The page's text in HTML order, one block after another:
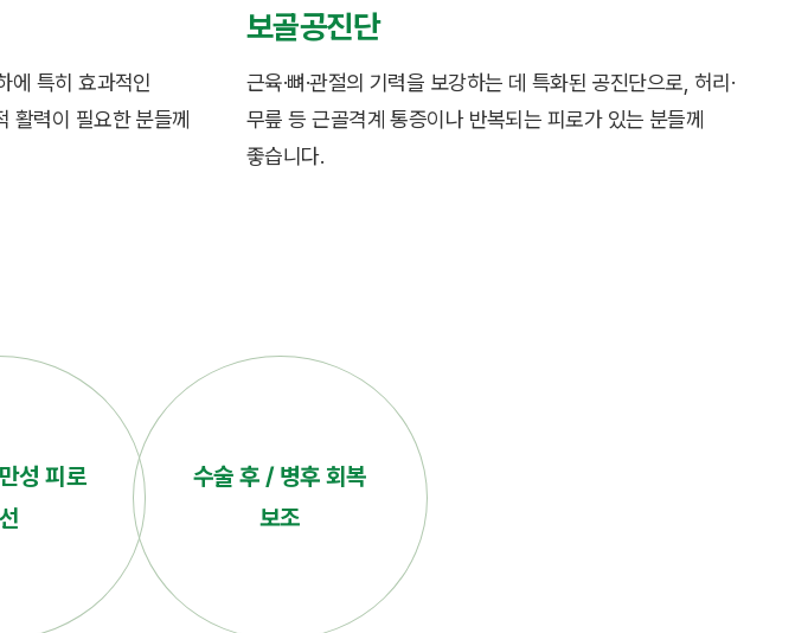
에 특히 효과적인
활력이 필요한 분들께
보골공진단
근육·뼈·관절의 기력을 보강하는 데 특화된 공진단으로, 허리·
무릎 등 근골격계 통증이나 반복되는 피로가 있는 분들께
좋습니다.
성 피로
수술 후 / 병후 회복
보조